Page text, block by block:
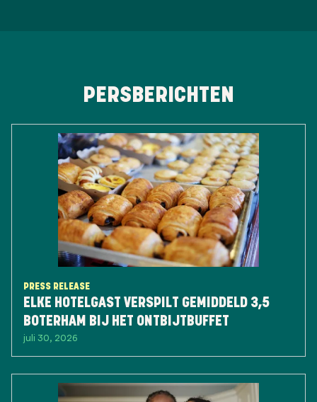
PERSBERICHTEN
PRESS RELEASE
ELKE HOTELGAST VERSPILT GEMIDDELD 3,5
BOTERHAM BIJ HET ONTBIJTBUFFET
juli 30, 2026